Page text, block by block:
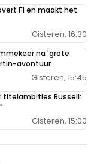
F1 en maakt het
Gisteren, 16:30
na 'grote
avontuur
Gisteren, 15:45
titelambities Russell:
Gisteren, 15:00